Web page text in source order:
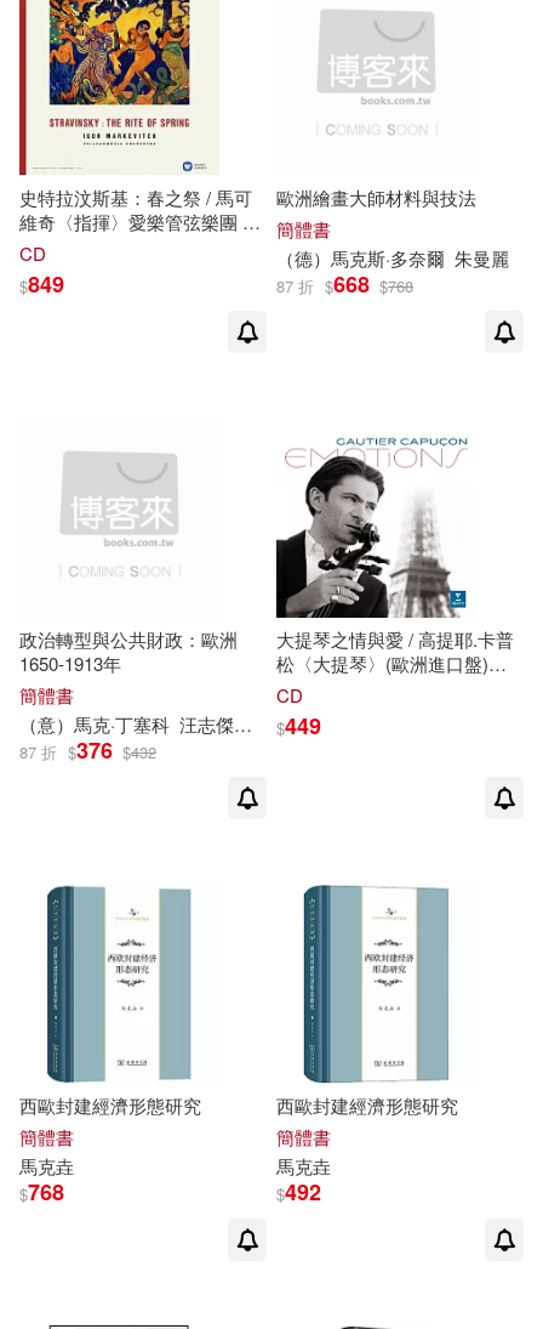
史特拉汶斯基：春之祭 / 馬可
維奇〈指揮〉愛樂管弦樂團 歐
洲進口盤 (LP黑膠唱片)
printemps.(The Rite of Spring) /
CD
$849
歐洲繪畫大師材料與技法
簡體書
（德） 馬克斯·多奈爾 朱曼麗
87 折 $668 $768
政治轉型與公共財政：歐洲
1650-1913年
簡體書
（意） 馬克·丁塞科 汪志傑，倪霓
87 折 $376 $432
大提琴之情與愛 / 高提耶.卡普
松〈大提琴〉(歐洲進口盤)
(Emotions / Gautier Capuçon)
CD
$449
西歐封建經濟形態研究
簡體書
馬克垚
$768
西歐封建經濟形態研究
簡體書
馬克垚
$492